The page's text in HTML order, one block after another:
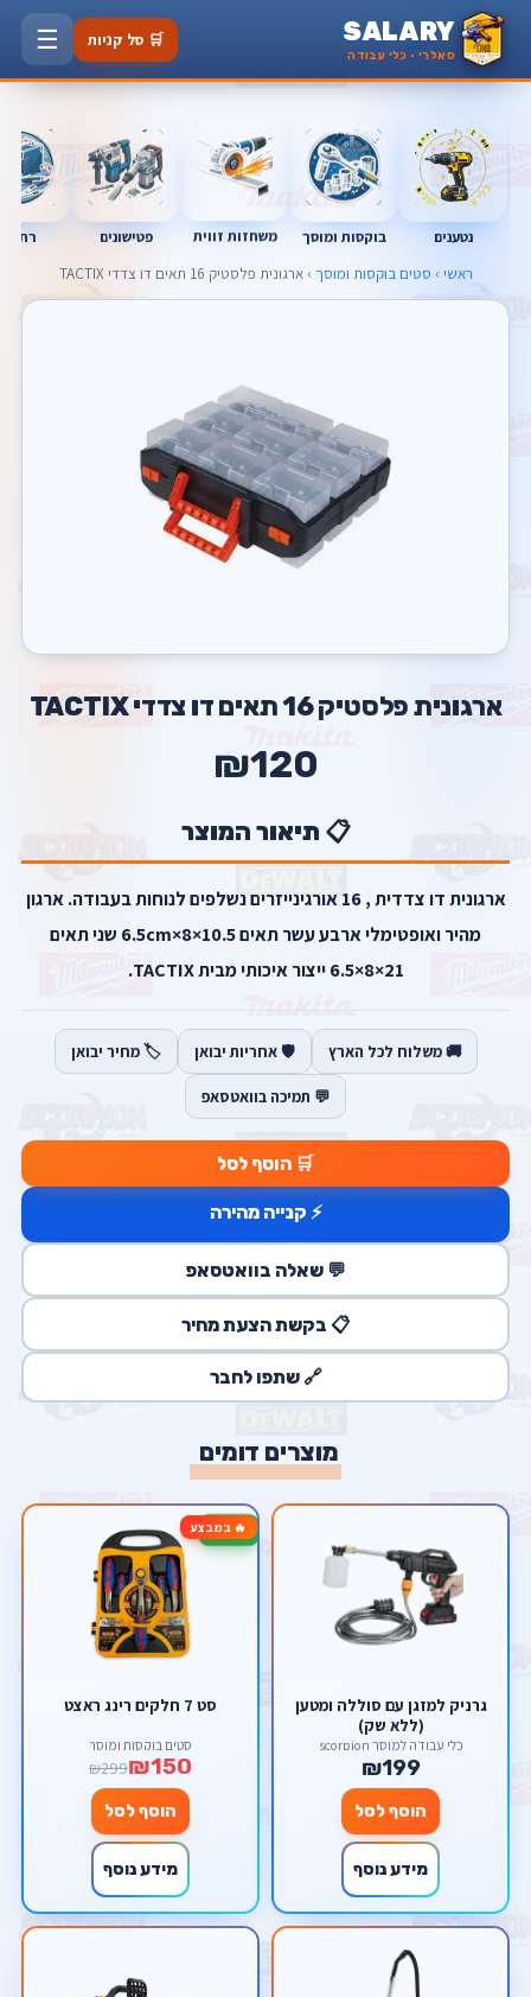
SALARY
סאלרי · כלי עבודה
🛒 סל קניות ☰
נטענים בוקסות ומוסך משחזות זווית פטישונים
ראשי › סטים בוקסות ומוסך › ארגונית פלסטיק 16 תאים דו צדדי TACTIX
ארגונית פלסטיק 16 תאים דו צדדי TACTIX
₪120
📋 תיאור המוצר
ארגונית דו צדדית , 16 אורגינייזרים נשלפים לנוחות בעבודה. ארגון
מהיר ואופטימלי ארבע עשר תאים 10.5×8×6.5cm שני תאים
21×8×6.5 ייצור איכותי מבית TACTIX.
🚚 משלוח לכל הארץ 🛡️ אחריות יבואן 🏷️ מחיר יבואן
💬 תמיכה בוואטסאפ
🛒 הוסף לסל
⚡ קנייה מהירה
💬 שאלה בוואטסאפ
📋 בקשת הצעת מחיר
🔗 שתפו לחבר
מוצרים דומים
גרניק למזגן עם סוללה ומטען
(ללא שק)
כלי עבודה למוסך scorpion
₪199
הוסף לסל
מידע נוסף
🔥 במבצע-50%
סט 7 חלקים רינג ראצט
סטים בוקסות ומוסך
₪150
₪299
הוסף לסל
מידע נוסף